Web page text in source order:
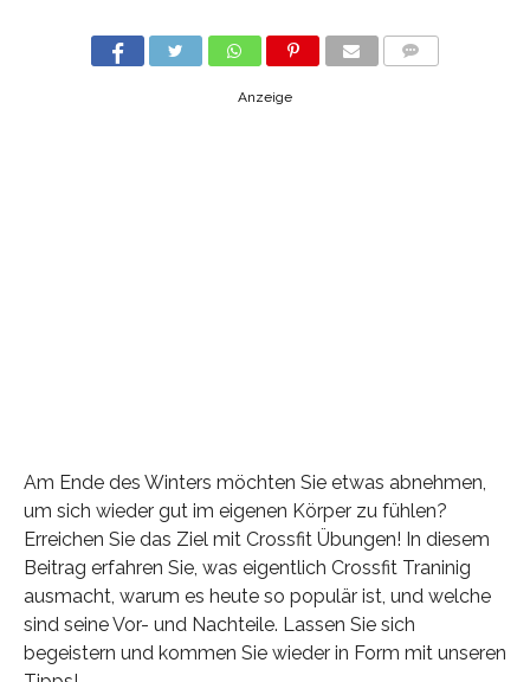
Anzeige
Am Ende des Winters möchten Sie etwas abnehmen,
um sich wieder gut im eigenen Körper zu fühlen?
Erreichen Sie das Ziel mit Crossfit Übungen! In diesem
Beitrag erfahren Sie, was eigentlich Crossfit Traninig
ausmacht, warum es heute so populär ist, und welche
sind seine Vor- und Nachteile. Lassen Sie sich
begeistern und kommen Sie wieder in Form mit unseren